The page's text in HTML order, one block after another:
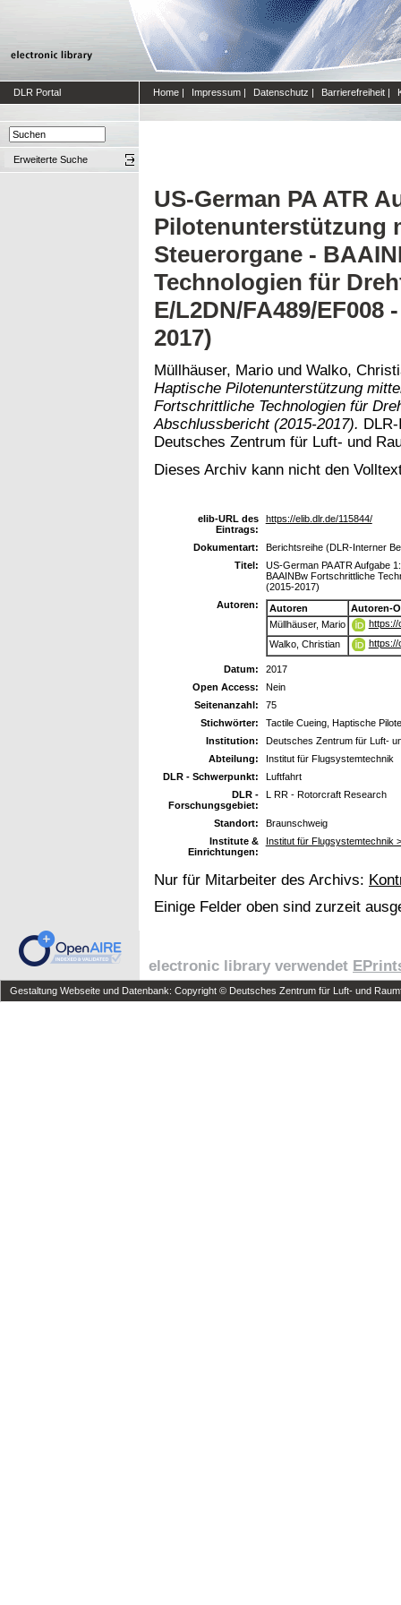
DLR Portal Home | Impressum | Datenschutz | Barrierefreiheit |
Erweiterte Suche
US-German PA ATR
Pilotenunterstützung
Steuerorgane -
Technologien für
E/L2DN/FA489/
2017)
Müllhäuser, Mario und Walko,
Haptische Pilotenunterstützung
Fortschrittliche Technologien für
Abschlussbericht (2015-2017).
Deutsches Zentrum für Luft- und
Dieses Archiv kann nicht den
elib-URL des
Eintrags:
https://elib.dlr.de/115844/
Dokumentart:
Berichtsreihe (DLR-Interner
Titel:
US-German PA ATR Aufgabe
BAAINBw Fortschrittliche
(2015-2017)
Autoren:
Autoren
Autoren-
Müllhäuser, Mario
https://
Walko, Christian
https://
Datum:
2017
Open Access:
Nein
Seitenanzahl:
75
Stichwörter:
Tactile Cueing, Haptische
Institution:
Deutsches Zentrum für Luft-
Abteilung:
Institut für Flugsystemtechnik
DLR - Schwerpunkt:
Luftfahrt
DLR -
Forschungsgebiet:
L RR - Rotorcraft Research
Standort:
Braunschweig
Institute &
Einrichtungen:
Institut für Flugsystemtechnik
Nur für Mitarbeiter des Archivs:
Einige Felder oben sind zurzeit
electronic library verwendet
Gestaltung Webseite und Datenbank: Copyright © Deutsches Zentrum für Luft- und